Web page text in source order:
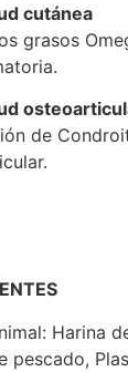
cutánea
grasos
de
Harina
pescado,